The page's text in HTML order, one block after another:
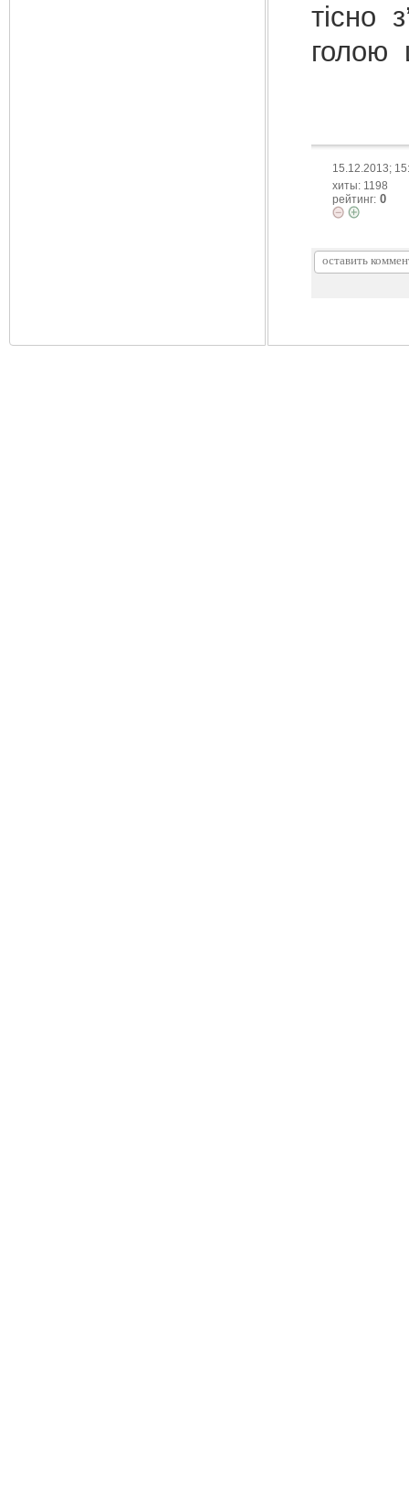
тісно
голою
15.12.2013;
хиты: 1198
рейтинг: 0